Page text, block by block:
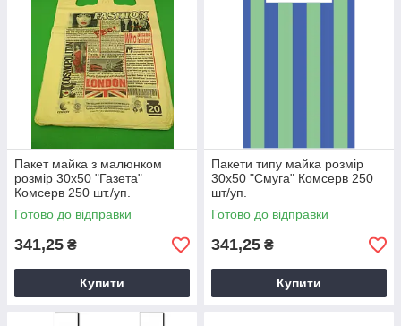
Пакет майка з малюнком
розмір 30х50 "Газета"
Комсерв 250 шт./уп.
Готово до відправки
341,25 ₴
Купити
Пакети типу майка розмір
30х50 "Смуга" Комсерв 250
шт/уп.
Готово до відправки
341,25 ₴
Купити